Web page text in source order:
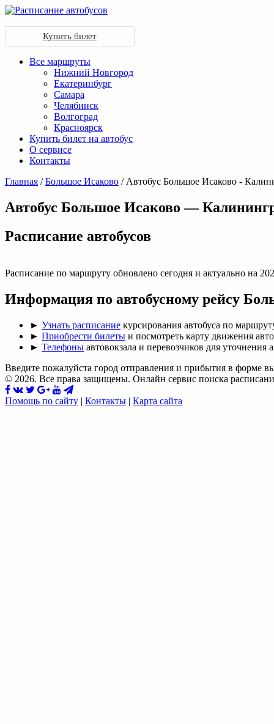
Купить билет
Все маршруты
Нижний Новгород
Екатеринбург
Самара
Челябинск
Волгоград
Красноярск
Купить билет на автобус
О сервисе
Контакты
Главная /Большое Исаково / Автобус Большое Исаково -
Автобус Большое Исаково —
Раcписание автобусов
Расписание по маршруту обновлено сегодня и актуально на
Информация по автобусному рейсу
► Узнать расписание курсирования автобуса по
► Приобрести билеты и посмотреть карту движения
► Телефоны автовокзала и перевозчиков для
Введите пожалуйста город отправления и прибытия в форме
© 2026. Все права защищены. Онлайн сервис поиска
Помощь по сайту | Контакты | Карта сайта